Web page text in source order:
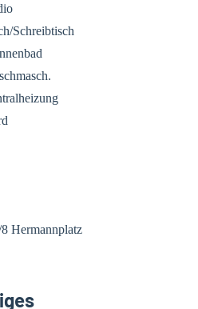
Schreibtisch
Hermannplatz